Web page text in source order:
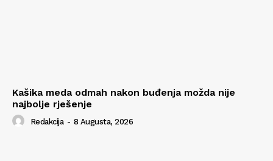
Kašika meda odmah nakon buđenja možda nije
najbolje rješenje
Redakcija - 8 Augusta, 2026